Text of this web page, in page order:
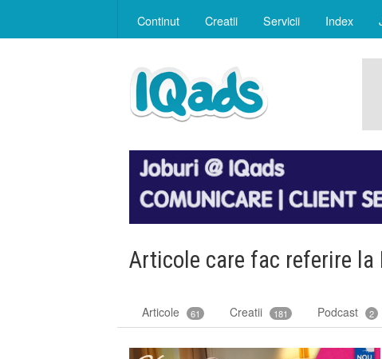
Continut Creatii Servicii Index
Articole care fac referire la
Articole 61 Creatii 181 Podcast 2